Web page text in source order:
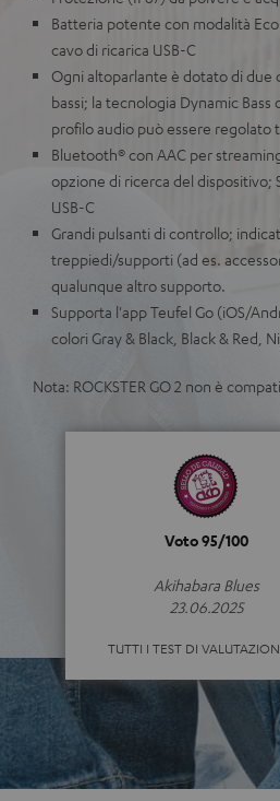
Batteria potente con modalità
cavo di ricarica USB-C
Ogni altoparlante è dotato di due
bassi; la tecnologia Dynamic
profilo audio può essere regolato
Bluetooth® con AAC per
opzione di ricerca del dispositivo;
USB-C
Grandi pulsanti di controllo;
treppiedi/supporti (ad es.
qualunque altro supporto.
Supporta l'app Teufel Go (iOS/
colori Gray & Black, Black & Red,
Nota: ROCKSTER GO 2 non è
Voto 95/100
Akihabara Blues
23.06.2025
TUTTI I TEST DI